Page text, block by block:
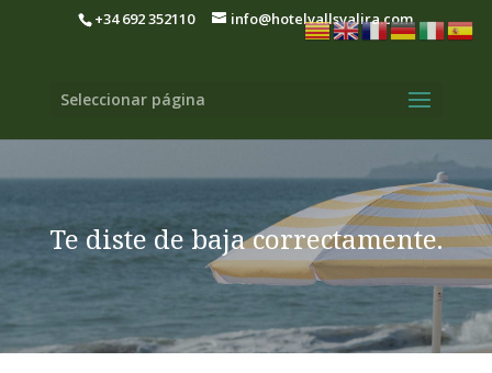
+34 692 352110 info@hotelvallsvalira.com
Seleccionar página
Te diste de baja correctamente.